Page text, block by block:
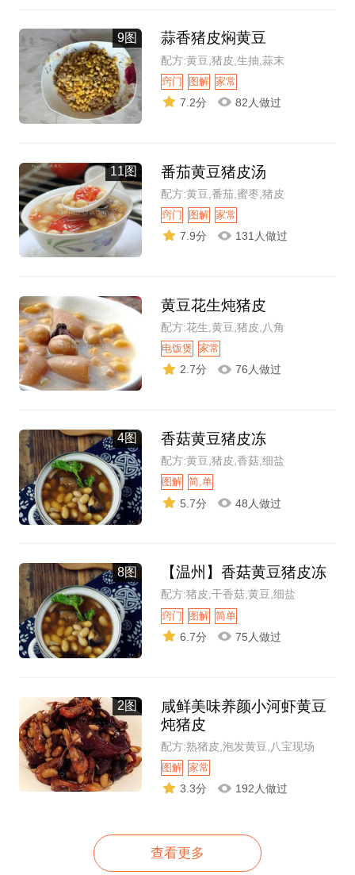
9图 蒜香猪皮焖黄豆
配方:黄豆,猪皮,生抽,蒜末
窍门 图解 家常
7.2分 82人做过
11图 番茄黄豆猪皮汤
配方:黄豆,番茄,蜜枣,猪皮
窍门 图解 家常
7.9分 131人做过
黄豆花生炖猪皮
配方:花生,黄豆,猪皮,八角
电饭煲 家常
2.7分 76人做过
4图 香菇黄豆猪皮冻
配方:黄豆,猪皮,香菇,细盐
图解 简,单
5.7分 48人做过
8图 【温州】香菇黄豆猪皮冻
配方:猪皮,干香菇,黄豆,细盐
窍门 图解 简单
6.7分 75人做过
2图
咸鲜美味养颜小河虾黄豆
炖猪皮
配方:熟猪皮,泡发黄豆,八宝现场
图解 家常
3.3分 192人做过
查看更多